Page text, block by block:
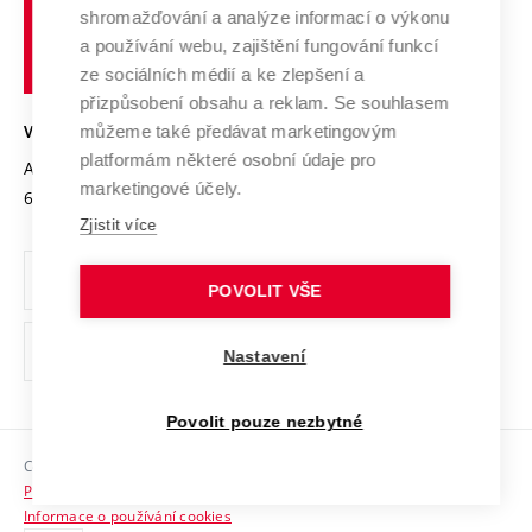
Transfer znalostí
Open Science
Projekty
Projekty ze strukturálních fondů
Specifický výzkum
Mezinárodní dohody
Univerzitní sítě
Udržitelná univerzita
Podnikavá univerzita / ContriBUTe
Bezpečná univerzita
Vyznamenání
Organizační struktura
Ochrana osobních údajů
odkaz)
Sociální bezpečí
HR Award
učení
technické
Brně
VYSOKÉ UČENÍ TECHNICKÉ V BRNĚ
Antonínská 548/1
602 00 Brno
www.vut.cz
vut@vutbr.cz
Copyright © 2026 VUT
Prohlášení o přístupnosti
Informace o používání cookies
shromažďování a analýze informací o výkonu
a používání webu, zajištění fungování funkcí
ze sociálních médií a ke zlepšení a
přizpůsobení obsahu a reklam. Se souhlasem
můžeme také předávat marketingovým
platformám některé osobní údaje pro
marketingové účely.
Zjistit více
POVOLIT VŠE
Nastavení
Povolit pouze nezbytné